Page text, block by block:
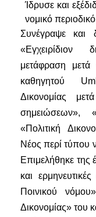
Ίδρυσε και
νομικό περιοδικό
Συνέγραψε και
«Εγχειρίδιον
μετάφραση μετά
καθηγητού
Δικονομίας
σημειώσεων»,
«Πολιτική
Νέος περί τύ­που
Επιμελήθηκε της
και
Ποινικού νόμου»
Δικονομίας» του